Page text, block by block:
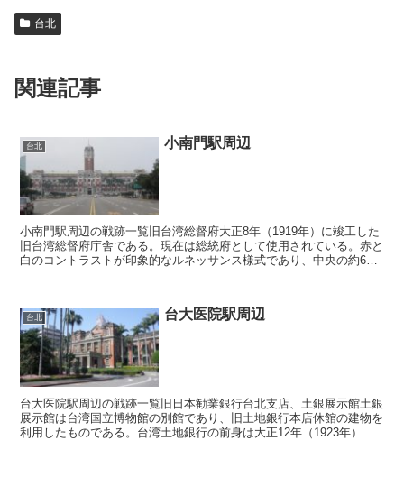
台北
関連記事
台北 小南門駅周辺
小南門駅周辺の戦跡一覧旧台湾総督府大正8年（1919年）に竣工した
旧台湾総督府庁舎である。現在は総統府として使用されている。赤と
白のコントラストが印象的なルネッサンス様式であり、中央の約60m
台北 台大医院駅周辺
台大医院駅周辺の戦跡一覧旧日本勧業銀行台北支店、土銀展示館土銀
展示館は台湾国立博物館の別館であり、旧土地銀行本店休館の建物を
利用したものである。台湾土地銀行の前身は大正12年（1923年）に